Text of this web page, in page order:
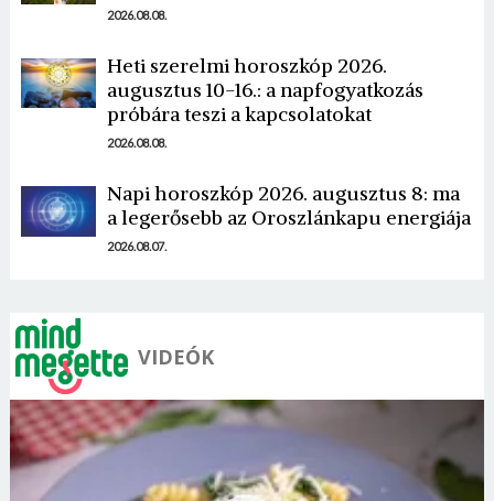
2026.08.08.
Heti szerelmi horoszkóp 2026.
augusztus 10-16.: a napfogyatkozás
próbára teszi a kapcsolatokat
2026.08.08.
Napi horoszkóp 2026. augusztus 8: ma
a legerősebb az Oroszlánkapu energiája
2026.08.07.
VIDEÓK
Borsonline bejelentkezés
E-mail cím vagy felhasználónév
Jelszó